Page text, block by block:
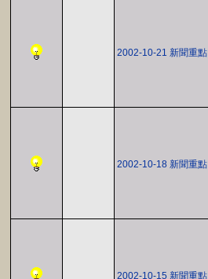
2002-10-21 新聞重點
2002-10-18 新聞重點
2002-10-15 新聞重點